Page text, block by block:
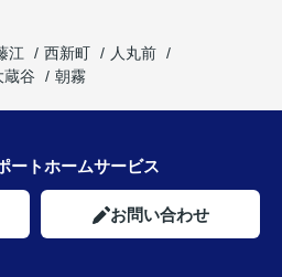
江 西新町
人丸前
蔵谷 朝霧
ートホームサービス
お問い合わせ